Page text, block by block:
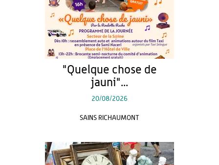
"Quelque chose de
jauni"...
20/08/2026
SAINS RICHAUMONT